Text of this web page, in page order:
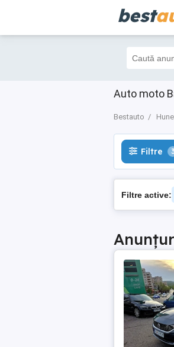
best
Auto moto
Bestauto
Filtre 3
Filtre
Filtre active: